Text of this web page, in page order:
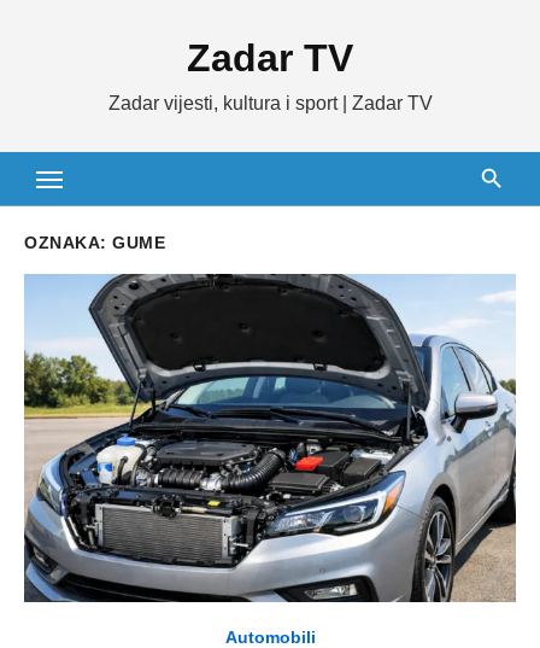
Zadar TV
Zadar vijesti, kultura i sport | Zadar TV
OZNAKA: GUME
Automobili